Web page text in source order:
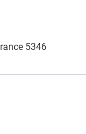
5346